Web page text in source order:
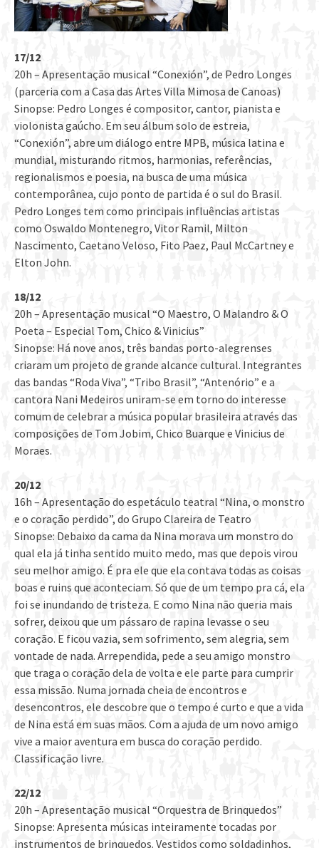
17/12
20h – Apresentação musical “Conexión”, de Pedro Longes
(parceria com a Casa das Artes Villa Mimosa de Canoas)
Sinopse: Pedro Longes é compositor, cantor, pianista e
violonista gaúcho. Em seu álbum solo de estreia,
“Conexión”, abre um diálogo entre MPB, música latina e
mundial, misturando ritmos, harmonias, referências,
regionalismos e poesia, na busca de uma música
contemporânea, cujo ponto de partida é o sul do Brasil.
Pedro Longes tem como principais influências artistas
como Oswaldo Montenegro, Vitor Ramil, Milton
Nascimento, Caetano Veloso, Fito Paez, Paul McCartney e
Elton John.
18/12
20h – Apresentação musical “O Maestro, O Malandro & O
Poeta – Especial Tom, Chico & Vinicius”
Sinopse: Há nove anos, três bandas porto-alegrenses
criaram um projeto de grande alcance cultural. Integrantes
das bandas “Roda Viva”, “Tribo Brasil”, “Antenório” e a
cantora Nani Medeiros uniram-se em torno do interesse
comum de celebrar a música popular brasileira através das
composições de Tom Jobim, Chico Buarque e Vinicius de
Moraes.
20/12
16h – Apresentação do espetáculo teatral “Nina, o monstro
e o coração perdido”, do Grupo Clareira de Teatro
Sinopse: Debaixo da cama da Nina morava um monstro do
qual ela já tinha sentido muito medo, mas que depois virou
seu melhor amigo. É pra ele que ela contava todas as coisas
boas e ruins que aconteciam. Só que de um tempo pra cá, ela
foi se inundando de tristeza. E como Nina não queria mais
sofrer, deixou que um pássaro de rapina levasse o seu
coração. E ficou vazia, sem sofrimento, sem alegria, sem
vontade de nada. Arrependida, pede a seu amigo monstro
que traga o coração dela de volta e ele parte para cumprir
essa missão. Numa jornada cheia de encontros e
desencontros, ele descobre que o tempo é curto e que a vida
de Nina está em suas mãos. Com a ajuda de um novo amigo
vive a maior aventura em busca do coração perdido.
Classificação livre.
22/12
20h – Apresentação musical “Orquestra de Brinquedos”
Sinopse: Apresenta músicas inteiramente tocadas por
instrumentos de brinquedos. Vestidos como soldadinhos,